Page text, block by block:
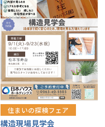
住まいの探検フェア
構造現場見学会